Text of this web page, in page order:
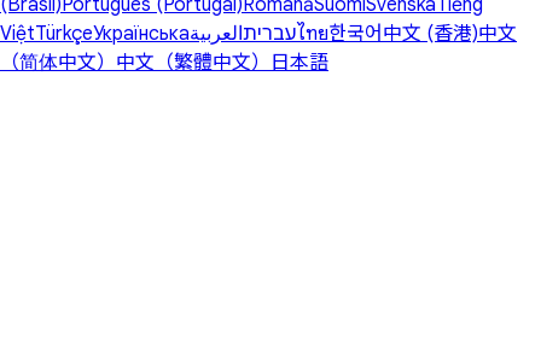
(Brasil)Português (Portugal)RomânăSuomiSvenskaTiếng
ViệtTürkçeУкраїнська עבריתالعربية ไทย한국어 中文 (香港)中文
（简体中文） 中文（繁體中文） 日本語